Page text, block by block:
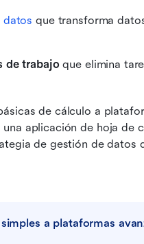
datos que transforma
de trabajo que elimina
de cálculo a
aplicación de hoja de
de gestión de datos
a plataformas